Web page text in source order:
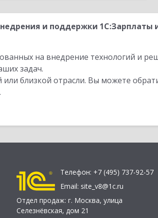
и поддержки 1С:Зарплаты
на внедрение технологий и
задач.
близкой отрасли. Вы можете
Телефон: +7 (495) 737-92-57
Email: site_v8@1c.ru
Отдел продаж: г. Москва, улица
Селезнёвская, дом 21